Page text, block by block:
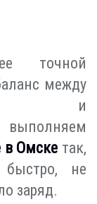
точной
между
и
в Омске так,
быстро, не
заряд.